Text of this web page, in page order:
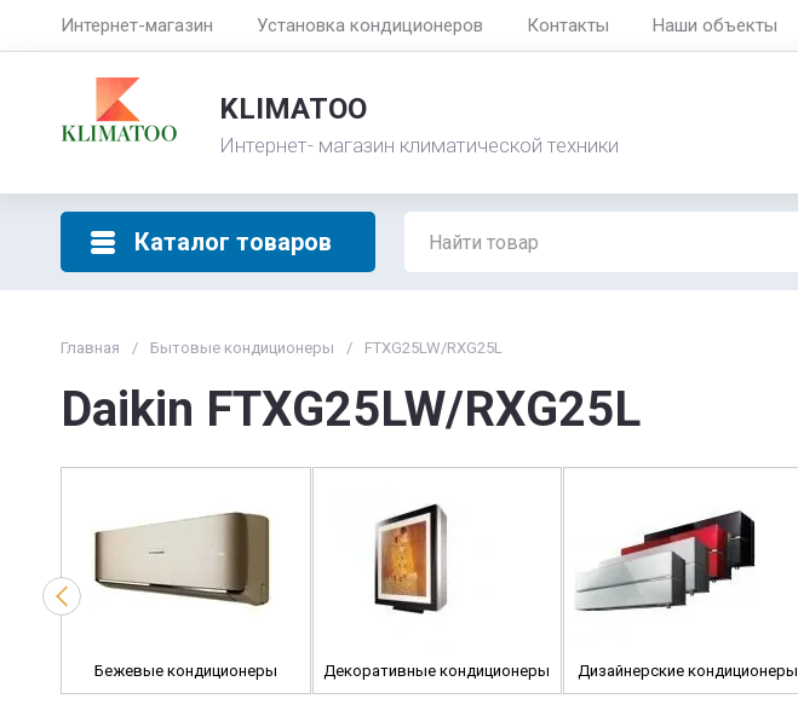
Интернет-магазин Установка кондиционеров Контакты Наши объекты
KLIMATOO
Интернет- магазин климатической техники
Каталог товаров
Главная / Бытовые кондиционеры / FTXG25LW/RXG25L
Daikin FTXG25LW/RXG25L
Бежевые кондиционеры Декоративные кондиционеры Дизайнерские кондиционеры